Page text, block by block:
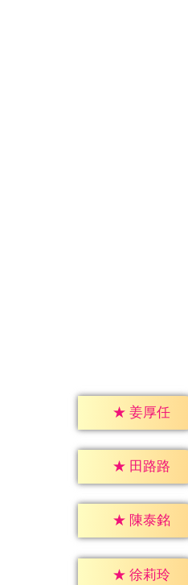
★ 姜厚任
★ 田路路
★ 陳泰銘
★ 徐莉玲